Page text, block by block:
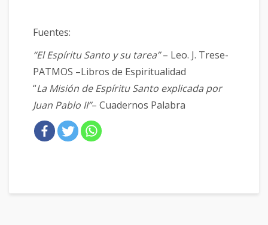
Fuentes:
“El Espíritu Santo y su tarea”– Leo. J. Trese-
PATMOS –Libros de Espiritualidad
“La Misión de Espíritu Santo explicada por
Juan Pablo II”– Cuadernos Palabra